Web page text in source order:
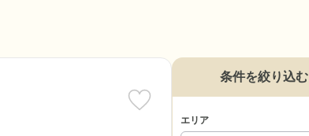
条件を絞り込む
エリア